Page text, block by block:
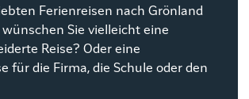
Ferienreisen nach Grönland
wünschen Sie vielleicht eine
Reise? Oder eine
für die Firma, die Schule oder den